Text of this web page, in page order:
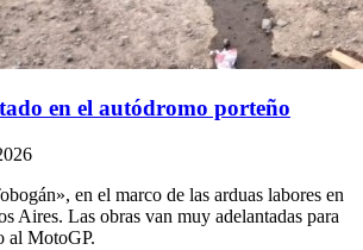
en el autódromo porteño
en el marco de las arduas labores en
Aires. Las obras van muy adelantadas para
al MotoGP.